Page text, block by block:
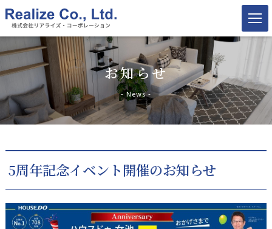
お知らせ
- News -
5周年記念イベント開催のお知らせ